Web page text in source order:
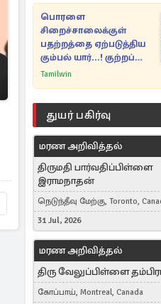
பொரளை
சிறைச்சாலைக்குள்
பதற்றத்தை ஏற்படுத்திய
கும்பல் யார்...! குற்றப்
பின்னணி தொடர்பில்
Tamilwin
துயர் பகிர்வு
மரண அறிவித்தல்
திருமதி பார்வதிப்பிள்ளை
இராமநாதன்
நெடுந்தீவு மேற்கு, Toronto,
31 Jul, 2026
மரண அறிவித்தல்
திரு வேலுப்பிள்ளை
கோப்பாய், Montreal, Canada